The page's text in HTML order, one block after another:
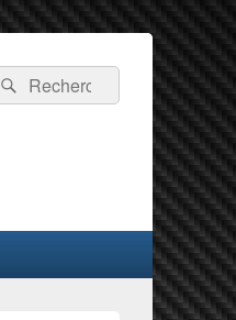
Recherche :
Rechercher